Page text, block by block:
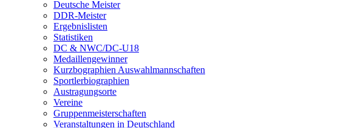
Deutsche Meister
DDR-Meister
Ergebnislisten
Statistiken
DC & NWC/DC-U18
Medaillengewinner
Kurzbographien Auswahlmannschaften
Sportlerbiographien
Austragungsorte
Vereine
Gruppenmeisterschaften
Veranstaltungen in Deutschland